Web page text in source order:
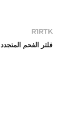
R1RTK
فلتر الفحم المتجدد